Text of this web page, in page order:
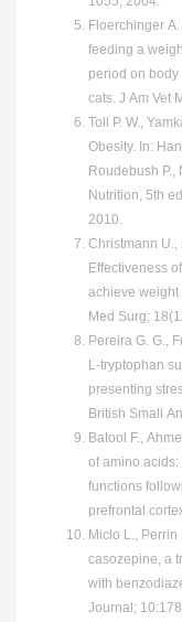
Floerchinger
feeding a
period on
cats. J Am Vet
Toll P. W.,
Obesity. In:
Roudebush P.,
Nutrition, 5th
2010.
Christmann U.,
Effectiveness
achieve weight
Med Surg;
Pereira G. G.,
L-tryptophan
presenting
British Small
Batool F.,
of amino
functions
prefrontal
Miclo L.,
casozepine, a
with
Journal;